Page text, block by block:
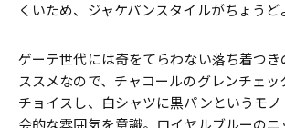
くいため、ジャケパンスタイルがちょうど
ゲーテ世代には奇をてらわない落ち着つき
ススメなので、チャコールのグレンチェッ
チョイスし、白シャツに黒パンというモ
会的な雰囲気を意識。ロイヤルブルーの